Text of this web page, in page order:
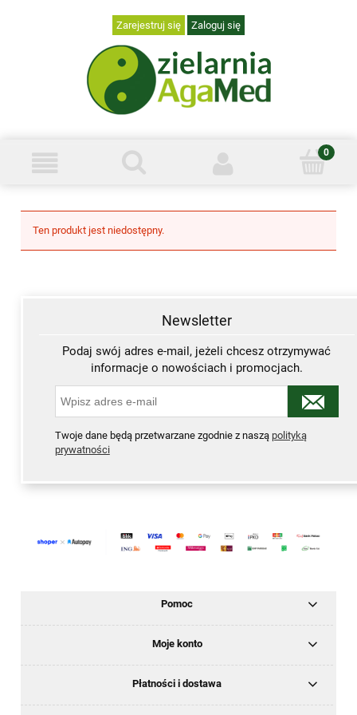
Zarejestruj się Zaloguj się
Ten produkt jest niedostępny.
Newsletter
Podaj swój adres e-mail, jeżeli chcesz otrzymywać
informacje o nowościach i promocjach.
Twoje dane będą przetwarzane zgodnie z naszą polityką
prywatności
Pomoc
Moje konto
Płatności i dostawa